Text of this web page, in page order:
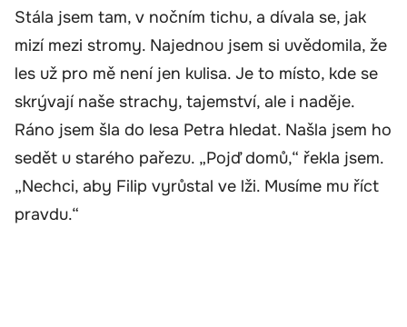
Stála jsem tam, v nočním tichu, a dívala se, jak
mizí mezi stromy. Najednou jsem si uvědomila, že
les už pro mě není jen kulisa. Je to místo, kde se
skrývají naše strachy, tajemství, ale i naděje.
Ráno jsem šla do lesa Petra hledat. Našla jsem ho
sedět u starého pařezu. „Pojď domů,“ řekla jsem.
„Nechci, aby Filip vyrůstal ve lži. Musíme mu říct
pravdu.“